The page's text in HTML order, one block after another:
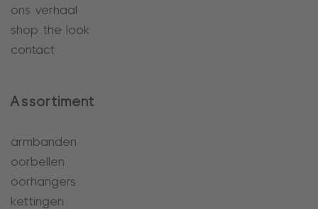
ons verhaal
shop the look
contact
Assortiment
armbanden
oorbellen
oorhangers
kettingen